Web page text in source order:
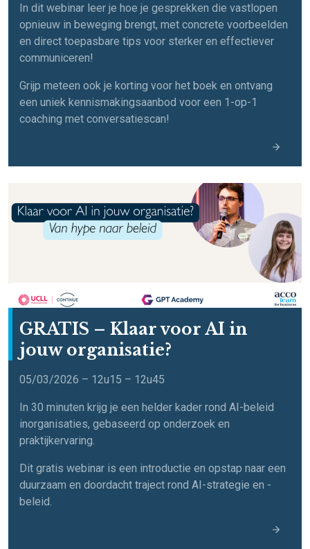
In dit webinar leer je hoe je gesprekken die vastlopen
opnieuw in beweging brengt, met concrete voorbeelden
en direct toepasbare tips voor sterker en effectiever
communiceren!
Grijp meteen ook je korting voor het boek en ontvang
een uniek kennismakingsaanbod voor een 1-op-1
coaching met conversatiescan!
GRATIS – Klaar voor AI in
jouw organisatie?
05/03/2026 – 12u15 – 12u45
In 30 minuten krijg je een helder kader rond AI-beleid
inorganisaties, gebaseerd op onderzoek en
praktijkervaring.
Dit gratis webinar is een introductie en opstap naar een
duurzaam en doordacht traject rond AI-strategie en -
beleid.